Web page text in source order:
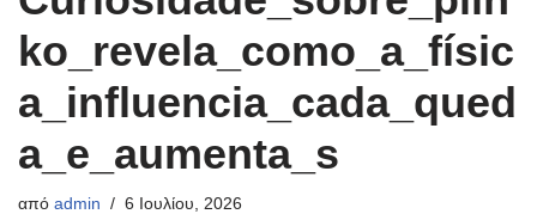
ko_revela_como_a_físic
a_influencia_cada_qued
a_e_aumenta_s
από admin 6 Ιουλίου, 2026